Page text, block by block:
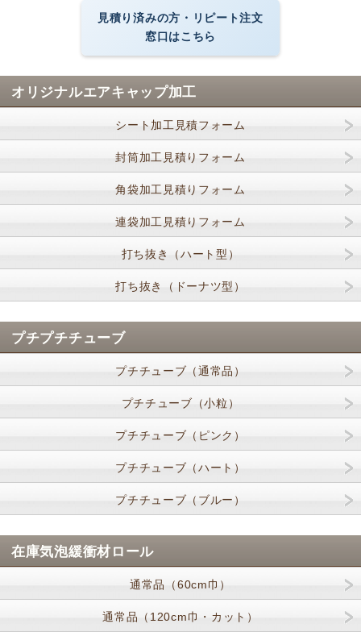
見積り済みの方・リピート注文
窓口はこちら
オリジナルエアキャップ加工
シート加工見積フォーム
封筒加工見積りフォーム
角袋加工見積りフォーム
連袋加工見積りフォーム
打ち抜き（ハート型）
打ち抜き（ドーナツ型）
プチプチチューブ
プチチューブ（通常品）
プチチューブ（小粒）
プチチューブ（ピンク）
プチチューブ（ハート）
プチチューブ（ブルー）
在庫気泡緩衝材ロール
通常品（60cm巾）
通常品（120cm巾・カット）